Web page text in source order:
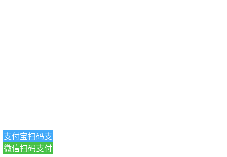
支付宝扫码支
付
微信扫码支付